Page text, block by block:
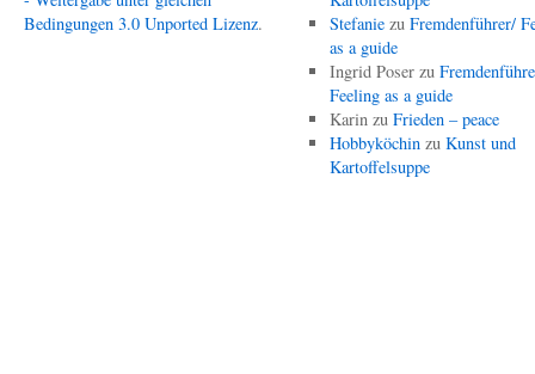
Bedingungen 3.0 Unported Lizenz.
Stefaniezu Fremdenführer/
as a guide
Ingrid Poserzu
Feeling as a guide
Karinzu Frieden – peace
Hobbyköchinzu Kunst und
Kartoffelsuppe